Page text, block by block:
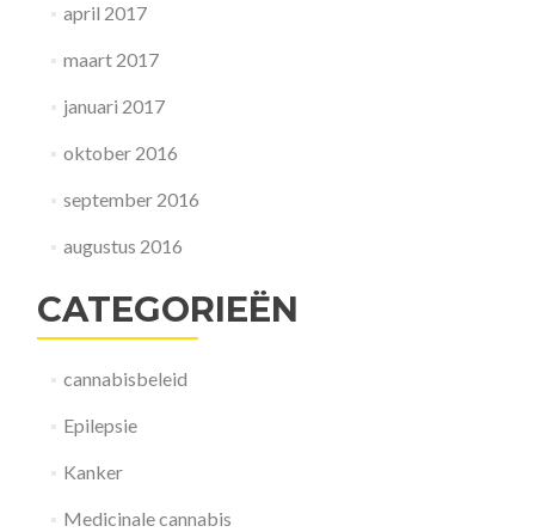
april 2017
maart 2017
januari 2017
oktober 2016
september 2016
augustus 2016
CATEGORIEËN
cannabisbeleid
Epilepsie
Kanker
Medicinale cannabis